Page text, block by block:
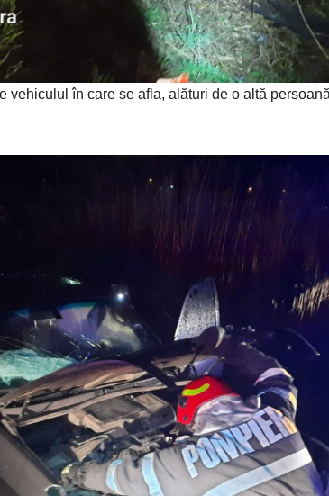
vehiculul în care se afla, alături de o altă